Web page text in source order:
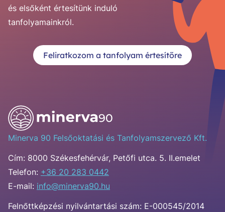
és elsőként értesítünk induló
tanfolyamainkról.
Feliratkozom a tanfolyam értesítőre
Minerva 90 Felsőoktatási és Tanfolyamszervező Kft.
Cím: 8000 Székesfehérvár, Petőfi utca. 5. II.emelet
Telefon: +36 20 283 0442
E-mail: info@minerva90.hu
Felnőttképzési nyilvántartási szám: E-000545/2014